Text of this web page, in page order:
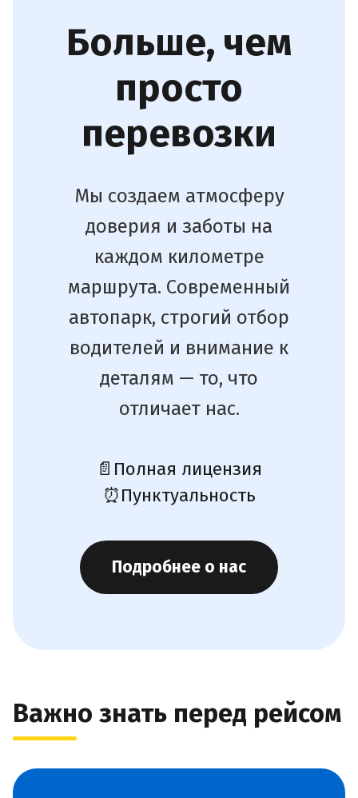
Больше, чем
просто
перевозки
Мы создаем атмосферу
доверия и заботы на
каждом километре
маршрута. Современный
автопарк, строгий отбор
водителей и внимание к
деталям — то, что
отличает нас.
📄 Полная лицензия
⏰Пунктуальность
Подробнее о нас
Важно знать перед рейсом